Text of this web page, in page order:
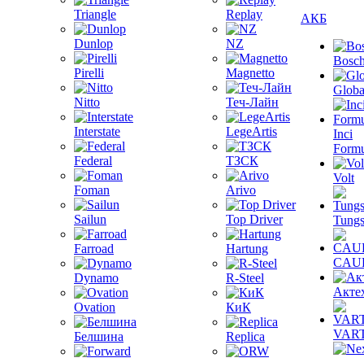
Triangle
Dunlop
Pirelli
Nitto
Interstate
Federal
Foman
Sailun
Farroad
Dynamo
Ovation
Белшина
Replay
NZ
Magnetto
Теч-Лайн
LegeArtis
ТЗСК
Arivo
Top Driver
Hartung
R-Steel
КиК
Replica
АКБ
Inci
Volt